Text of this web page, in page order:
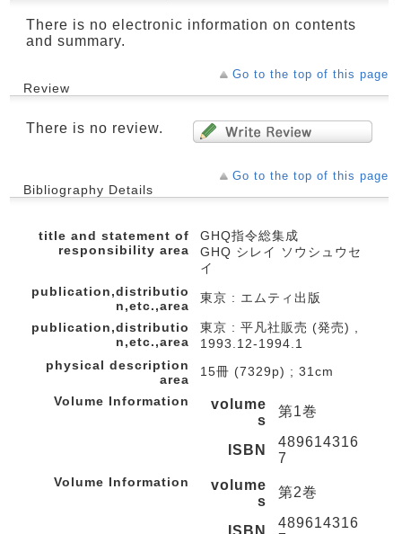
There is no electronic information on contents
and summary.
Go to the top of this page
Review
There is no review.
Go to the top of this page
Bibliography Details
title and statement of
responsibility area
GHQ指令総集成
GHQ シレイ ソウシュウセ
イ
publication,distributio
n,etc.,area
東京 : エムティ出版
publication,distributio
n,etc.,area
東京 : 平凡社販売 (発売) ,
1993.12-1994.1
physical description
area
15冊 (7329p) ; 31cm
Volume Information
volume
s
第1巻
ISBN
489614316
7
Volume Information
volume
s
第2巻
ISBN
489614316